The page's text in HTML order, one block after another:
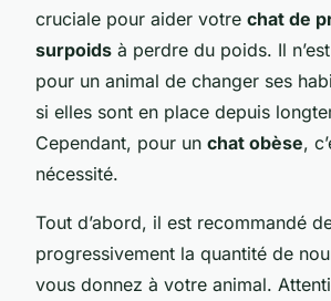
cruciale pour aider votre chat de
surpoids à perdre du poids. Il
pour un animal de changer ses
si elles sont en place depuis
Cependant, pour un chat obèse,
nécessité.
Tout d’abord, il est recommandé
progressivement la quantité de
vous donnez à votre animal.